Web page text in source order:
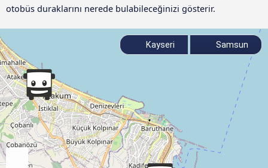
otobüs duraklarını nerede bulabileceğinizi gösterir.
Kayseri Samsun